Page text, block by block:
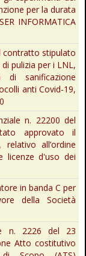
per la durata
INFORMATICA
contratto stipulato
di pulizia per i LNL,
sanificazione
anti Covid-19,
n. 22200 del
approvato il
all’ordine
licenze d'uso dei
in banda C per
della Società
n. 2226 del 23
Atto costitutivo